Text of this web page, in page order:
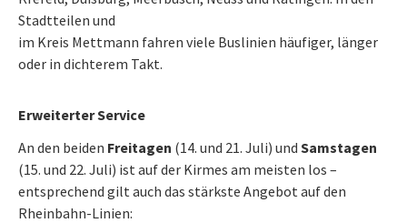
Stadtteilen und
im Kreis Mettmann fahren viele Buslinien häufiger, länger
oder in dichterem Takt.
Erweiterter Service
An den beiden Freitagen (14. und 21. Juli) und Samstagen
(15. und 22. Juli) ist auf der Kirmes am meisten los –
entsprechend gilt auch das stärkste Angebot auf den
Rheinbahn-Linien: